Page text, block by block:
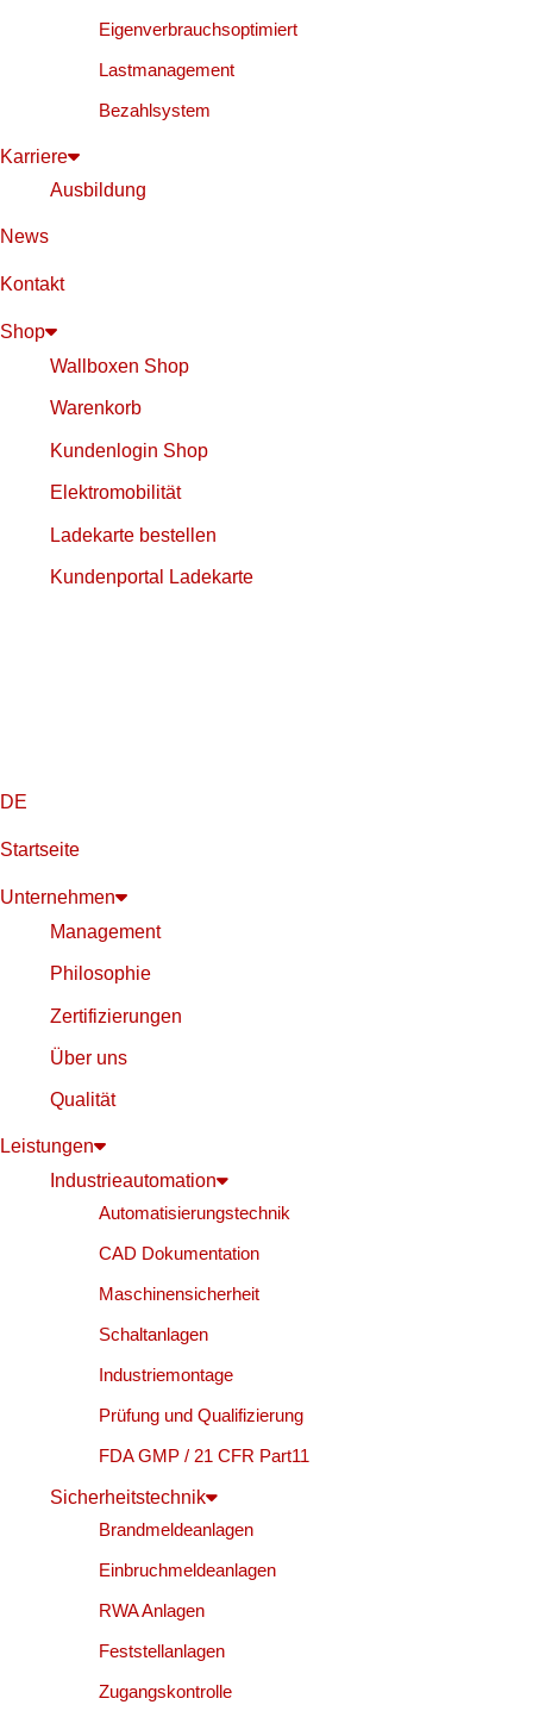
Eigenverbrauchsoptimiert
Lastmanagement
Bezahlsystem
Karriere
Ausbildung
News
Kontakt
Shop
Wallboxen Shop
Warenkorb
Kundenlogin Shop
Elektromobilität
Ladekarte bestellen
Kundenportal Ladekarte
DE
Startseite
Unternehmen
Management
Philosophie
Zertifizierungen
Über uns
Qualität
Leistungen
Industrieautomation
Automatisierungstechnik
CAD Dokumentation
Maschinensicherheit
Schaltanlagen
Industriemontage
Prüfung und Qualifizierung
FDA GMP / 21 CFR Part11
Sicherheitstechnik
Brandmeldeanlagen
Einbruchmeldeanlagen
RWA Anlagen
Feststellanlagen
Zugangskontrolle